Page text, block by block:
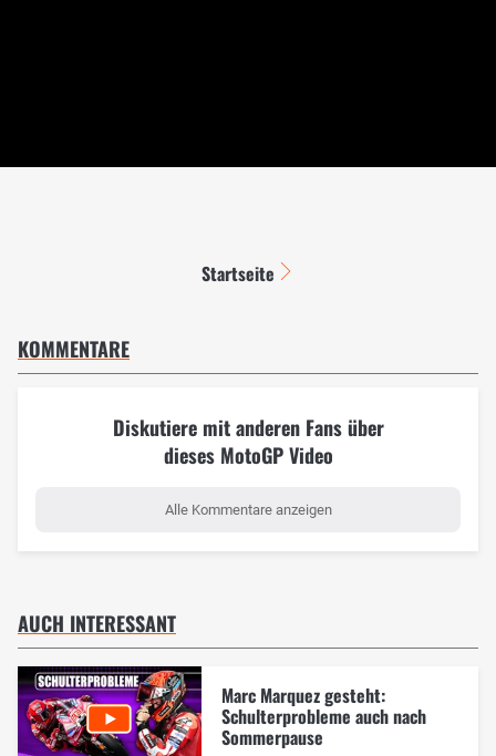
Startseite
KOMMENTARE
Diskutiere mit anderen Fans über
dieses MotoGP Video
Alle Kommentare anzeigen
AUCH INTERESSANT
Marc Marquez gesteht:
Schulterprobleme auch nach
Sommerpause